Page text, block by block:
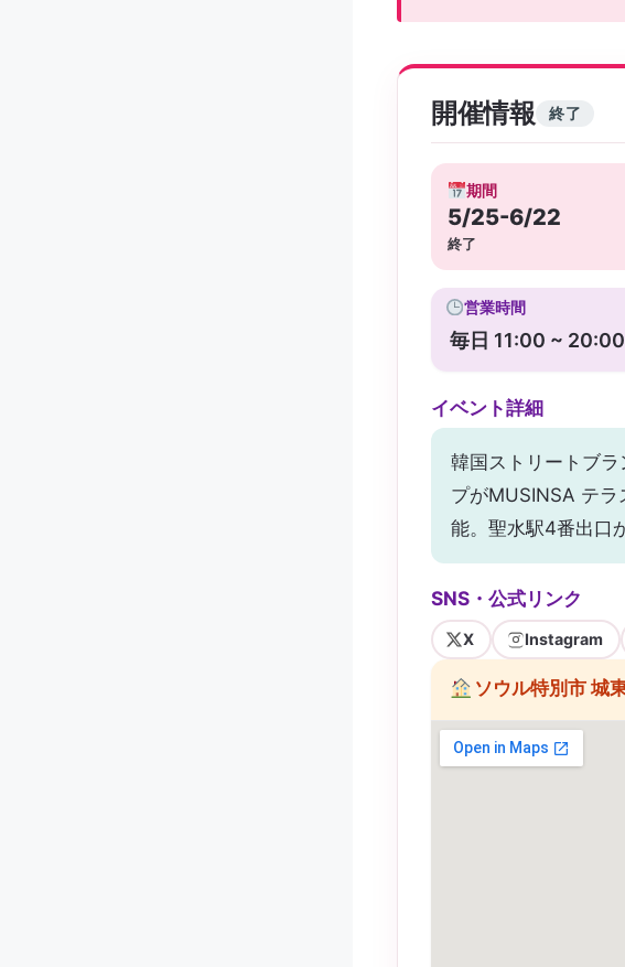
開催情報 終了
期間
5/25-6/22
終了
営業時間
毎日 11:00 ~ 20:00
イベント詳細
韓国ストリートブ
プがMUSINSA テ
能。聖水駅4番出口
SNS・公式リンク
X Instagram
ソウル特別市 城